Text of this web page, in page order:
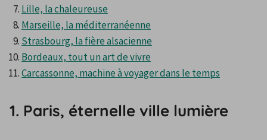
Lille, la chaleureuse
Marseille, la méditerranéenne
Strasbourg, la fière alsacienne
Bordeaux, tout un art de vivre
Carcassonne, machine à voyager dans le temps
1. Paris, éternelle ville lumière